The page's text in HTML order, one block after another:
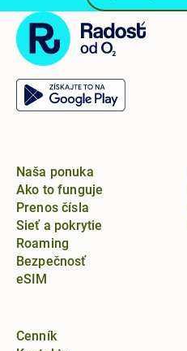
Naša ponuka
Ako to funguje
Prenos čísla
Sieť a pokrytie
Roaming
Bezpečnosť
eSIM
Cenník